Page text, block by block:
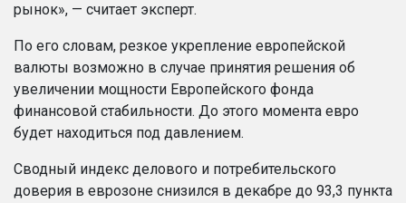
рынок», — считает эксперт.
По его словам, резкое укрепление европейской
валюты возможно в случае принятия решения об
увеличении мощности Европейского фонда
финансовой стабильности. До этого момента евро
будет находиться под давлением.
Сводный индекс делового и потребительского
доверия в еврозоне снизился в декабре до 93,3 пункта